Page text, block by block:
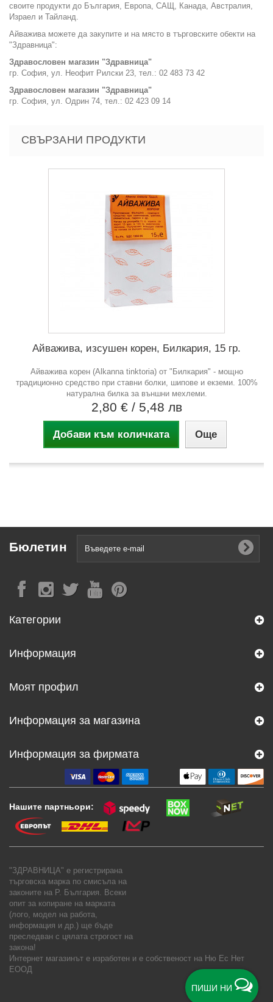
ПИШИ НИ
своите продукти до България, Европа, САЩ, Канада, Австралия,
Израел и Тайланд.
Айважива можете да закупите и на място в търговските обекти на
"Здравница":
Здравословен магазин "Здравница"
гр. София, ул. Неофит Рилски 23, тел.: 02 483 73 42
Здравословен магазин "Здравница"
гр. София, ул. Одрин 74, тел.: 02 423 09 14
СВЪРЗАНИ ПРОДУКТИ
Айважива, изсушен корен, Билкария, 15 гр.
Айважива корен (Alkanna tinktoria) от "Билкария" - мощно
традиционно средство при ставни болки, шипове и екземи. 100%
натурална билка за външни мехлеми.
2,80 € / 5,48 лв
Добави към количката Още
Бюлетин
Категории
Информация
Моят профил
Информация за магазина
Информация за фирмата
Нашите партньори:
"ЗДРАВНИЦА" е регистрирана
търговска марка по смисъла на
законите на Р. България. Всеки
опит за копиране на марката
(лого, модел на работа,
информация и др.) ще бъде
преследван с цялата строгост на
закона!
Интернет магазинът е изработен и е собственост на Ню Ес Нет
ЕООД